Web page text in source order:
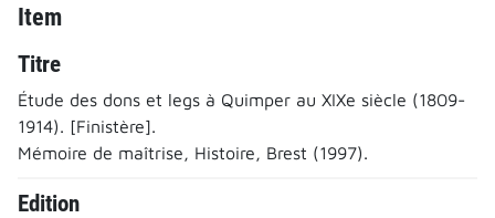
Item
Titre
Étude des dons et legs à Quimper au XIXe siècle (1809-
1914). [Finistère].
Mémoire de maîtrise, Histoire, Brest (1997).
Edition